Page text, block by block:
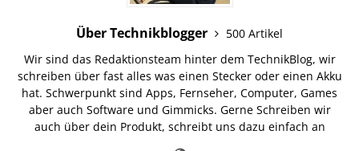
Über Technikblogger
500 Artikel
Wir sind das Redaktionsteam hinter dem TechnikBlog, wir
schreiben über fast alles was einen Stecker oder einen Akku
hat. Schwerpunkt sind Apps, Fernseher, Computer, Games
aber auch Software und Gimmicks. Gerne Schreiben wir
auch über dein Produkt, schreibt uns dazu einfach an